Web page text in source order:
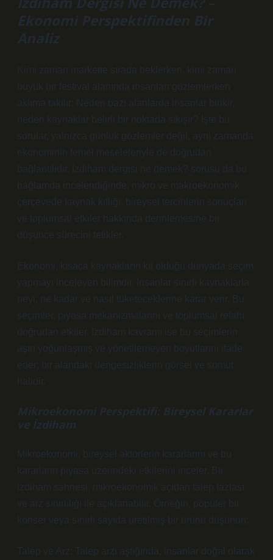
Ekonomi Perspektifinden Bir
Analiz
Kimi zaman markette sırada beklerken, kimi zaman
büyük bir festival alanında insanları gözlemlerken
aklıma takılır: Neden bazı alanlarda insanlar birikir,
neden kaynaklar belirli bir noktada sıkışır? İşte bu
sorular, yalnızca günlük gözlemler değil, aynı zamanda
ekonominin temel meseleleriyle de doğrudan
bağlantılıdır. İzdiham dergisi ne demek? sorusu da bu
bağlamda incelendiğinde, mikro ve makroekonomik
çerçevede kaynak kıtlığı, bireysel tercihlerin sonuçları
ve toplumsal etkiler hakkında derinlemesine bir
düşünce sürecini tetikler.
Ekonomi, kısaca kaynakların kıt olduğu dünyada seçim
yapmayı inceleyen bilimdir. İnsanlar sınırlı kaynaklarla
neyi, ne kadar ve nasıl tüketeceklerine karar verir. Bu
seçimler, piyasa mekanizmalarını ve toplumsal refahı
doğrudan etkiler. İzdiham kavramı ise bu seçimlerin
aşırı yoğunlaşmış ve yönetilemeyen boyutlarını ifade
eder; bir alandaki dengesizliklerin görsel ve somut
halidir.
Mikroekonomi Perspektifi: Bireysel Kararlar
ve İzdiham
Mikroekonomi, bireysel aktörlerin kararlarını ve bu
kararların piyasa üzerindeki etkilerini inceler. Bir
izdiham sahnesi, mikroekonomik açıdan talep fazlası
ve arz sınırlılığı ile açıklanabilir. Örneğin, popüler bir
konser veya sınırlı sayıda üretilmiş bir ürünü düşünün:
Talep ve Arz: Talep arzı aştığında, insanlar doğal olarak